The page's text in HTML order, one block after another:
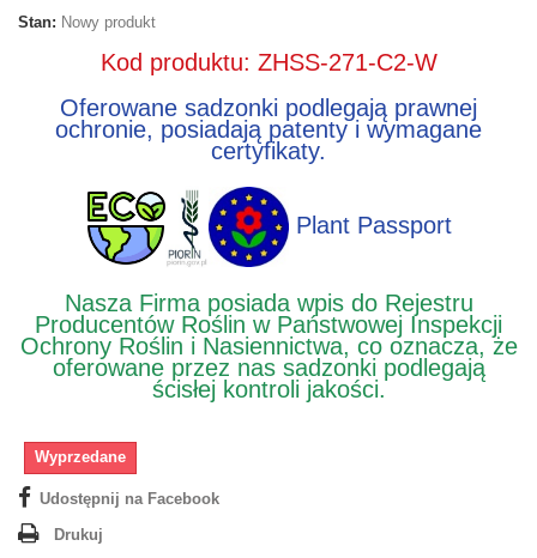
Stan: Nowy produkt
Kod produktu: ZHSS-271-C2-W
Oferowane sadzonki podlegają prawnej
ochronie, posiadają patenty i wymagane
certyfikaty.
Plant Passport
Nasza Firma posiada wpis do Rejestru
Producentów Roślin w Państwowej Inspekcji
Ochrony Roślin i Nasiennictwa, co oznacza, że
oferowane przez nas sadzonki podlegają
ścisłej kontroli jakości.
Wyprzedane
Udostępnij na Facebook
Drukuj